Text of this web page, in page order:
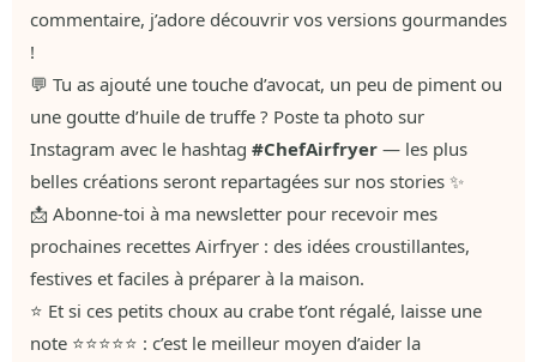
commentaire, j’adore découvrir vos versions gourmandes
!
💬 Tu as ajouté une touche d’avocat, un peu de piment ou
une goutte d’huile de truffe ? Poste ta photo sur
Instagram avec le hashtag #ChefAirfryer — les plus
belles créations seront repartagées sur nos stories ✨
📩 Abonne-toi à ma newsletter pour recevoir mes
prochaines recettes Airfryer : des idées croustillantes,
festives et faciles à préparer à la maison.
⭐ Et si ces petits choux au crabe t’ont régalé, laisse une
note ⭐⭐⭐⭐⭐ : c’est le meilleur moyen d’aider la